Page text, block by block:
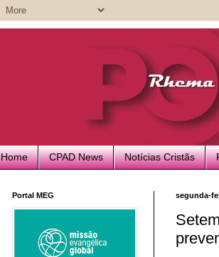
Home CPAD News Notícias Cristãs
segunda-
Portal MEG